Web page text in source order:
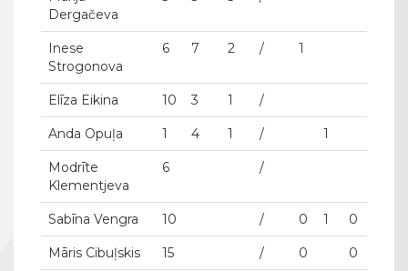
Dergačeva
Inese
Strogonova
6 7 2 / 1
Elīza Eikina 10 3 1 /
Anda Opuļa 1 4 1 / 1
Modrīte
Klementjeva
6 /
Sabīna Vengra 10 / 0 1 0
Māris Cibuļskis 15 / 0 0